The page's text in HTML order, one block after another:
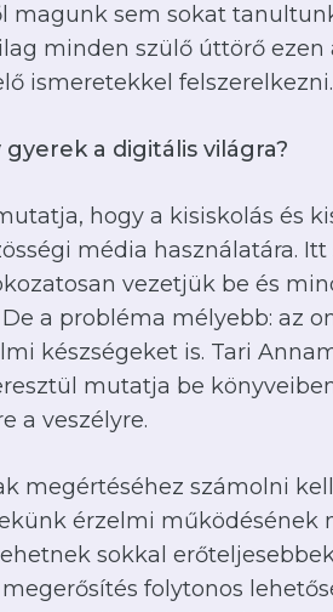
sem sokat
minden szülő úttörő ezen
ismeretekkel felszerelkezni.
a digitális világra?
hogy a kisiskolás és
média használatára.
vezetjük be és
a probléma mélyebb: az
készségeket is. Tari
mutatja be
a veszélyre.
megértéséhez számolni
érzelmi működésének
sokkal
folytonos